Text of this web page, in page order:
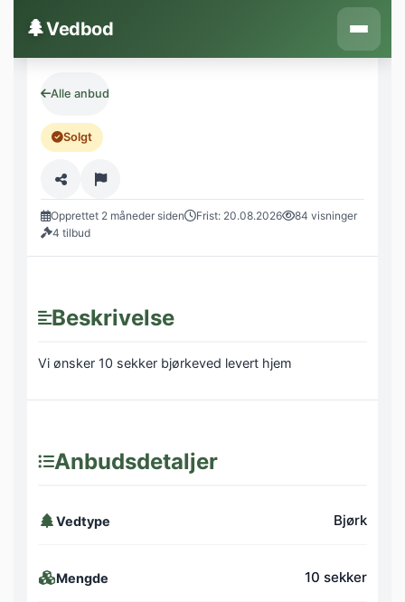
🌲Vedbod
Alle anbud
Solgt
Opprettet 2 måneder siden Frist: 20.08.2026
84 visninger
4 tilbud
Beskrivelse
Vi ønsker 10 sekker bjørkeved levert hjem
Anbudsdetaljer
Vedtype Bjørk
Mengde 10 sekker